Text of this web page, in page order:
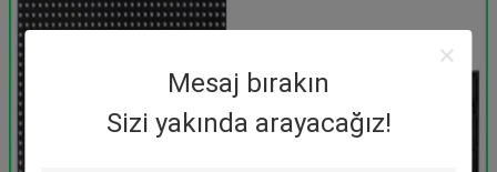
Mesaj bırakın
Sizi yakında arayacağız!